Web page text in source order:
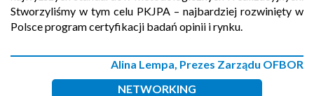
Stworzyliśmy w tym celu PKJPA – najbardziej rozwinięty w
Polsce program certyfikacji badań opinii i rynku.
Alina Lempa, Prezes Zarządu OFBOR
NETWORKING